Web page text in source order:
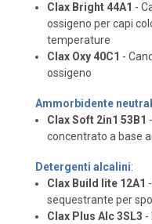
Clax Bright 44A1 -
ossigeno per capi
temperature
Clax Oxy 40C1 -
ossigeno
Ammorbidente
Clax Soft 2in1 53B1
concentrato a base
Detergenti alcalini:
Clax Build lite 12A1
sequestrante per
Clax Plus Alc 3SL3 -